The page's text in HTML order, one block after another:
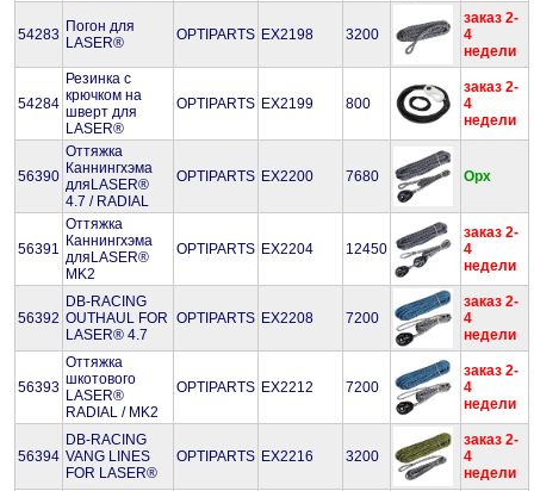
54283 Погон для
LASER®
OPTIPARTS EX2198 3200
заказ 2-
4
недели
54284
Резинка с
крючком на
шверт для
LASER®
OPTIPARTS EX2199 800
заказ 2-
4
недели
56390
Оттяжка
Каннингхэма
дляLASER®
4.7 / RADIAL
OPTIPARTS EX2200 7680 Орх
56391
Оттяжка
Каннингхэма
дляLASER®
MK2
OPTIPARTS EX2204 12450
заказ 2-
4
недели
56392
DB-RACING
OUTHAUL FOR
LASER® 4.7
OPTIPARTS EX2208 7200
заказ 2-
4
недели
56393
Оттяжка
шкотового
LASER®
RADIAL / MK2
OPTIPARTS EX2212 7200
заказ 2-
4
недели
56394
DB-RACING
VANG LINES
FOR LASER®
OPTIPARTS EX2216 3200
заказ 2-
4
недели